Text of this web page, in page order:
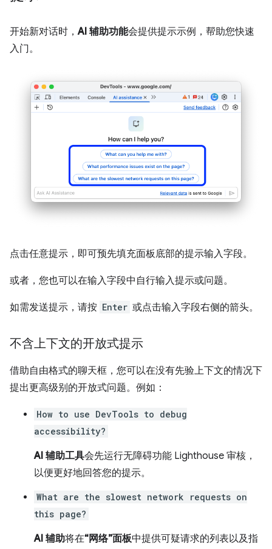
开始新对话时，AI 辅助功能会提供提示示例，帮助您快速
入门。
点击任意提示，即可预先填充面板底部的提示输入字段。
或者，您也可以在输入字段中自行输入提示或问题。
如需发送提示，请按 Enter 或点击输入字段右侧的箭头。
不含上下文的开放式提示
借助自由格式的聊天框，您可以在没有先验上下文的情况下
提出更高级别的开放式问题。例如：
How to use DevTools to debug
accessibility?
AI 辅助工具会先运行无障碍功能 Lighthouse 审核，
以便更好地回答您的提示。
What are the slowest network requests on
this page?
AI 辅助将在“网络”面板中提供可疑请求的列表以及指